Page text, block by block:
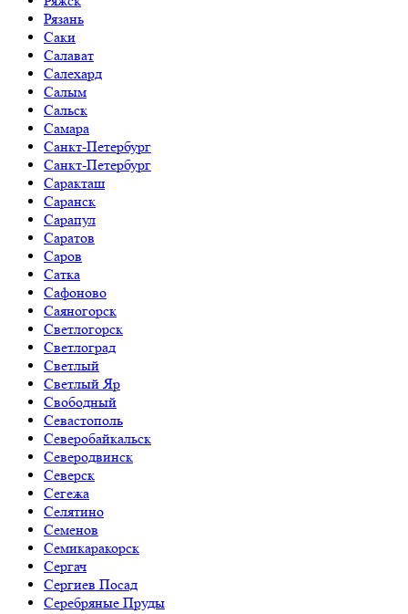
Рязань
Саки
Салават
Салехард
Салым
Сальск
Самара
Санкт-Петербург
Санкт-Петербург
Саракташ
Саранск
Сарапул
Саратов
Саров
Сатка
Сафоново
Саяногорск
Светлогорск
Светлоград
Светлый
Светлый Яр
Свободный
Севастополь
Северобайкальск
Северодвинск
Северск
Сегежа
Селятино
Семенов
Семикаракорск
Сергач
Сергиев Посад
Серебряные Пруды